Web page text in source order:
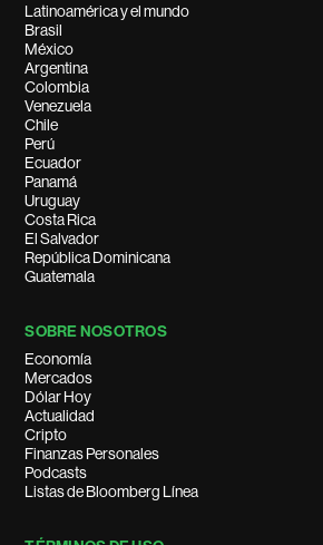
Latinoamérica y el mundo
Brasil
México
Argentina
Colombia
Venezuela
Chile
Perú
Ecuador
Panamá
Uruguay
Costa Rica
El Salvador
República Dominicana
Guatemala
SOBRE NOSOTROS
Economía
Mercados
Dólar Hoy
Actualidad
Cripto
Finanzas Personales
Podcasts
Listas de Bloomberg Línea